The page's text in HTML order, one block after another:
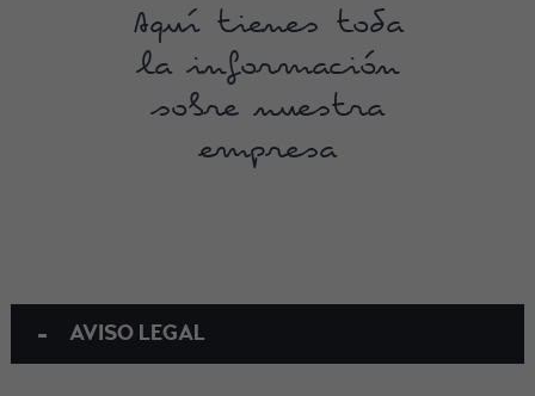
Aquí tienes toda
la información
sobre nuestra
empresa
- AVISO LEGAL